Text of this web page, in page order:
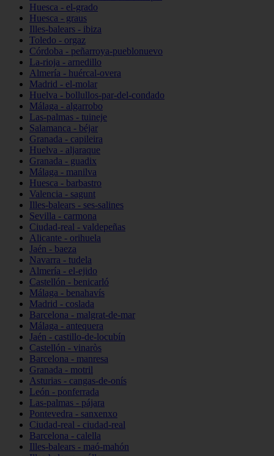
Huesca - el-grado
Huesca - graus
Illes-balears - ibiza
Toledo - orgaz
Córdoba - peñarroya-pueblonuevo
La-rioja - arnedillo
Almería - huércal-overa
Madrid - el-molar
Huelva - bollullos-par-del-condado
Málaga - algarrobo
Las-palmas - tuineje
Salamanca - béjar
Granada - capileira
Huelva - aljaraque
Granada - guadix
Málaga - manilva
Huesca - barbastro
Valencia - sagunt
Illes-balears - ses-salines
Sevilla - carmona
Ciudad-real - valdepeñas
Alicante - orihuela
Jaén - baeza
Navarra - tudela
Almería - el-ejido
Castellón - benicarló
Málaga - benahavís
Madrid - coslada
Barcelona - malgrat-de-mar
Málaga - antequera
Jaén - castillo-de-locubín
Castellón - vinaròs
Barcelona - manresa
Granada - motril
Asturias - cangas-de-onís
León - ponferrada
Las-palmas - pájara
Pontevedra - sanxenxo
Ciudad-real - ciudad-real
Barcelona - calella
Illes-balears - maó-mahón